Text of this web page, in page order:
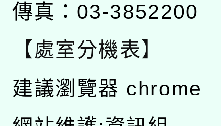
傳真：03-3852200
【處室分機表】
建議瀏覽器 chrome